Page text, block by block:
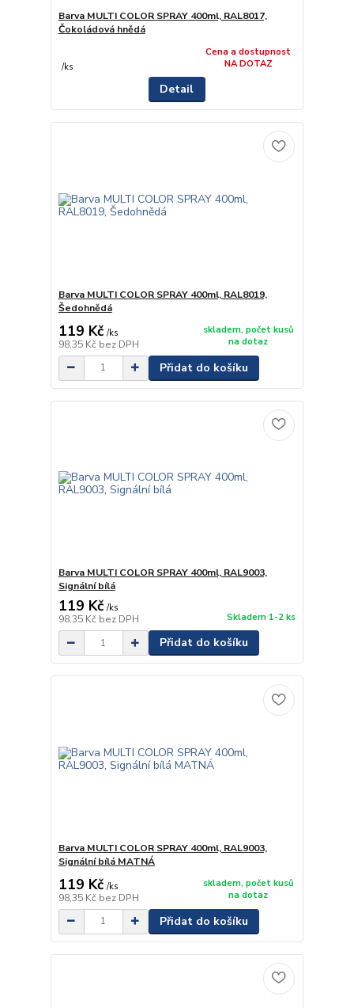
Barva MULTI COLOR SPRAY 400ml, RAL8017,
Čokoládová hnědá
/ks
Cena a dostupnost
NA DOTAZ
Detail
Barva MULTI COLOR SPRAY 400ml, RAL8019,
Šedohnědá
119 Kč /ks
98,35 Kč bez DPH
skladem, počet kusů
na dotaz
Přidat do košíku
Barva MULTI COLOR SPRAY 400ml, RAL9003,
Signální bílá
119 Kč /ks
98,35 Kč bez DPH Skladem 1-2 ks
Přidat do košíku
Barva MULTI COLOR SPRAY 400ml, RAL9003,
Signální bílá MATNÁ
119 Kč /ks
98,35 Kč bez DPH
skladem, počet kusů
na dotaz
Přidat do košíku